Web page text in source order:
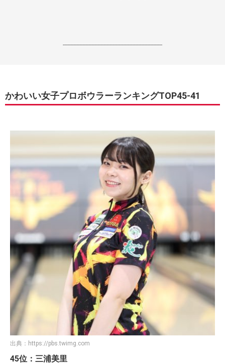
------------------------------------------------------------------
かわいい女子プロボウラーランキングTOP45-41
出典： https://pbs.twimg.com
45位：三浦美里